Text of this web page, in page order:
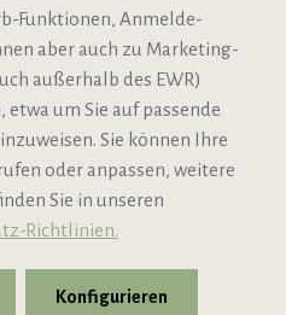
Funktionen, Anmelde-
aber auch zu Marketing-
außerhalb des EWR)
um Sie auf passende
Sie können Ihre
oder anpassen, weitere
Sie in unseren
Richtlinien.
Konfigurieren